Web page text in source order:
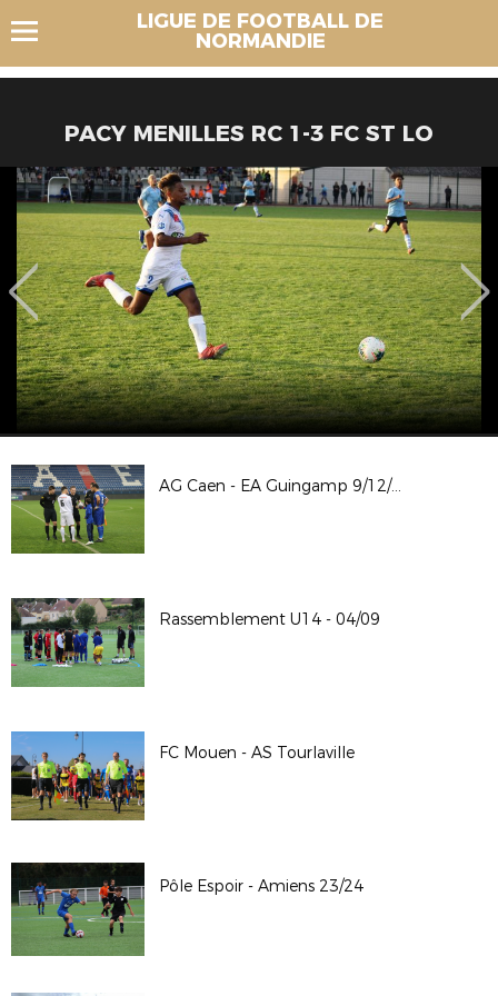
LIGUE DE FOOTBALL DE
NORMANDIE
PACY MENILLES RC 1-3 FC ST LO
AG Caen - EA Guingamp 9/12/23
Rassemblement U14 - 04/09
FC Mouen - AS Tourlaville
Pôle Espoir - Amiens 23/24